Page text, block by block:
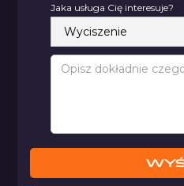
Jaka usługa Cię interesuje?